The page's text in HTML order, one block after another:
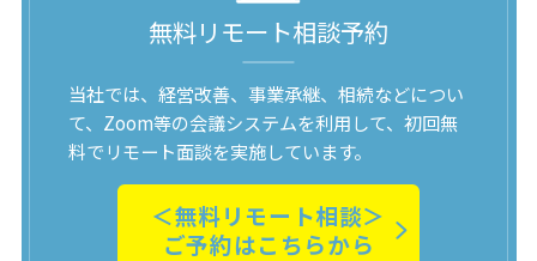
無料リモート相談予約
当社では、経営改善、事業承継、相続などについ
て、Zoom等の会議システムを利用して、初回無
料でリモート面談を実施しています。
＜無料リモート相談＞
ご予約はこちらから